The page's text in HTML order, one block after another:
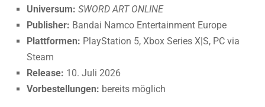
Universum: SWORD ART ONLINE
Publisher: Bandai Namco Entertainment Europe
Plattformen: PlayStation 5, Xbox Series X|S, PC via
Steam
Release: 10. Juli 2026
Vorbestellungen: bereits möglich